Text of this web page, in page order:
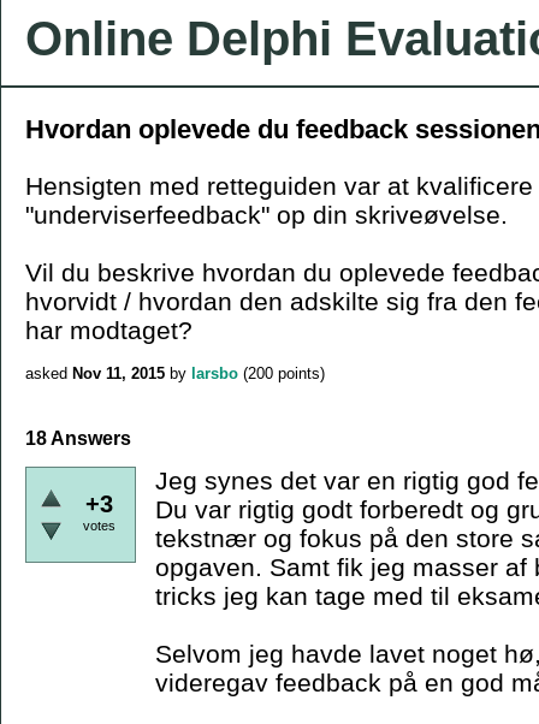
Online Delphi
Hvordan oplevede du feedback
Hensigten med retteguiden var at kvalificere
"underviserfeedback" op din skriveøvelse.
Vil du beskrive hvordan du oplevede
hvorvidt / hvordan den adskilte sig fra den
har modtaget?
asked Nov 11, 2015 by larsbo (200 points)
18 Answers
+3
votes
Jeg synes det var en rigtig god
Du var rigtig godt forberedt og
tekstnær og fokus på den store
opgaven. Samt fik jeg masser af
tricks jeg kan tage med til
Selvom jeg havde lavet noget
videregav feedback på en god